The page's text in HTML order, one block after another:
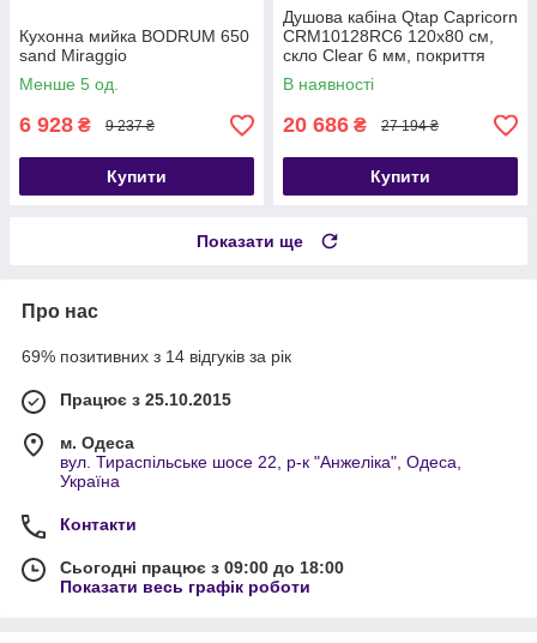
Кухонна мийка BODRUM 650
sand Miraggio
Менше 5 од.
6 928 ₴ 9 237 ₴
Купити
Душова кабіна Qtap Capricorn
CRM10128RC6 120x80 см,
скло Clear 6 мм, покриття
CalcLess без піддона
В наявності
20 686 ₴ 27 194 ₴
Купити
Показати ще
Про нас
69% позитивних з 14 відгуків за рік
Працює з 25.10.2015
м. Одеса
вул. Тираспільське шосе 22, р-к "Анжеліка", Одеса,
Україна
Контакти
Сьогодні працює з 09:00 до 18:00
Показати весь графік роботи